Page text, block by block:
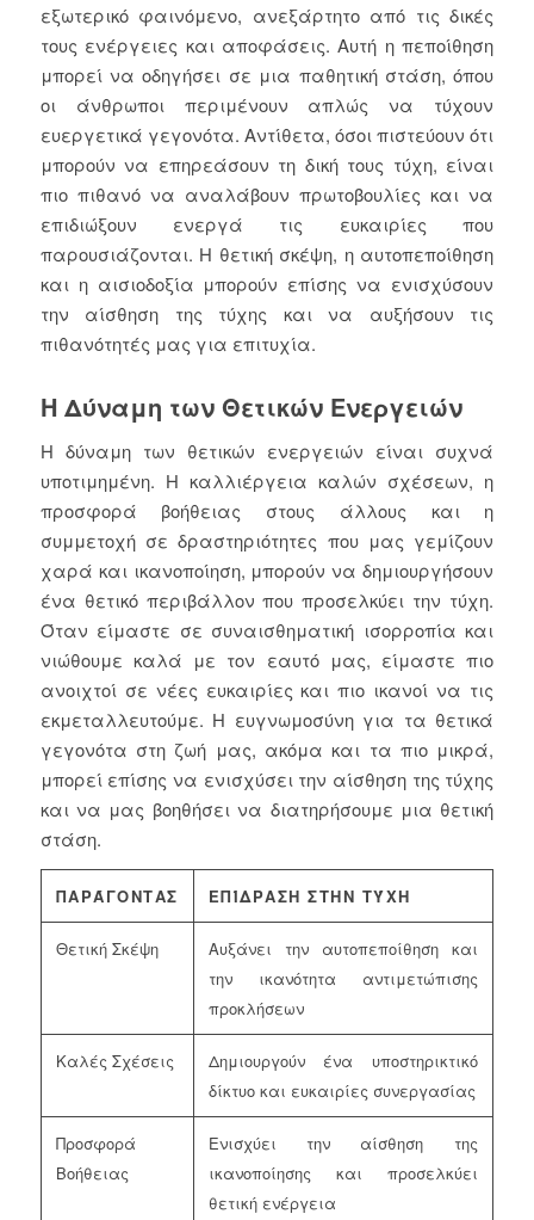
εξωτερικό φαινόμενο, ανεξάρτητο από τις δικές
τους ενέργειες και αποφάσεις. Αυτή η πεποίθηση
μπορεί να οδηγήσει σε μια παθητική στάση, όπου
οι άνθρωποι περιμένουν απλώς να τύχουν
ευεργετικά γεγονότα. Αντίθετα, όσοι πιστεύουν ότι
μπορούν να επηρεάσουν τη δική τους τύχη, είναι
πιο πιθανό να αναλάβουν πρωτοβουλίες και να
επιδιώξουν ενεργά τις ευκαιρίες που
παρουσιάζονται. Η θετική σκέψη, η αυτοπεποίθηση
και η αισιοδοξία μπορούν επίσης να ενισχύσουν
την αίσθηση της τύχης και να αυξήσουν τις
πιθανότητές μας για επιτυχία.
Η Δύναμη των Θετικών Ενεργειών
Η δύναμη των θετικών ενεργειών είναι συχνά
υποτιμημένη. Η καλλιέργεια καλών σχέσεων, η
προσφορά βοήθειας στους άλλους και η
συμμετοχή σε δραστηριότητες που μας γεμίζουν
χαρά και ικανοποίηση, μπορούν να δημιουργήσουν
ένα θετικό περιβάλλον που προσελκύει την τύχη.
Όταν είμαστε σε συναισθηματική ισορροπία και
νιώθουμε καλά με τον εαυτό μας, είμαστε πιο
ανοιχτοί σε νέες ευκαιρίες και πιο ικανοί να τις
εκμεταλλευτούμε. Η ευγνωμοσύνη για τα θετικά
γεγονότα στη ζωή μας, ακόμα και τα πιο μικρά,
μπορεί επίσης να ενισχύσει την αίσθηση της τύχης
και να μας βοηθήσει να διατηρήσουμε μια θετική
στάση.
ΠΑΡΆΓΟΝΤΑΣ ΕΠΊΔΡΑΣΗ ΣΤΗΝ ΤΎΧΗ
Θετική Σκέψη
Αυξάνει την αυτοπεποίθηση και
την ικανότητα αντιμετώπισης
προκλήσεων
Καλές Σχέσεις
Δημιουργούν ένα υποστηρικτικό
δίκτυο και ευκαιρίες συνεργασίας
Προσφορά
Βοήθειας
Ενισχύει την αίσθηση της
ικανοποίησης και προσελκύει
θετική ενέργεια